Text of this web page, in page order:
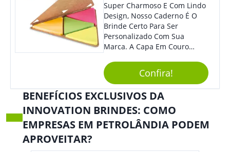
Super Charmoso E Com Lindo
Design, Nosso Caderno É O
Brinde Certo Para Ser
Personalizado Com Sua
Marca. A Capa Em Couro
Elástico Permite Maior
Segurança Ao Carregá-Lo.
Ofereça A Seus Clientes E
Colaboradores, Sem Dúvidas
Eles Irão Adorar.
Confira!
BENEFÍCIOS EXCLUSIVOS DA
INNOVATION BRINDES: COMO
EMPRESAS EM PETROLÂNDIA PODEM
APROVEITAR?